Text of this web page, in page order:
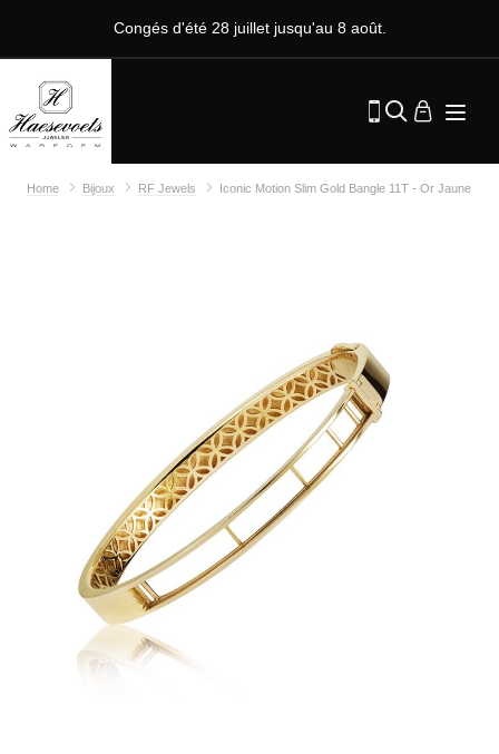
Congés d'été 28 juillet jusqu'au 8 août.
Home Bijoux RF Jewels Iconic Motion Slim Gold Bangle 11T - Or Jaune